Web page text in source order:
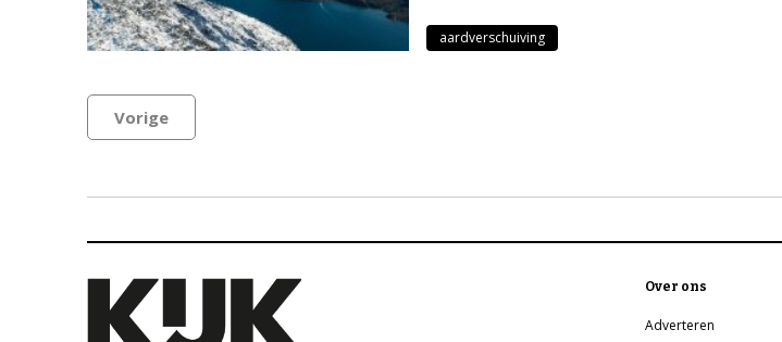
aardverschuiving
Vorige
Over ons
Adverteren